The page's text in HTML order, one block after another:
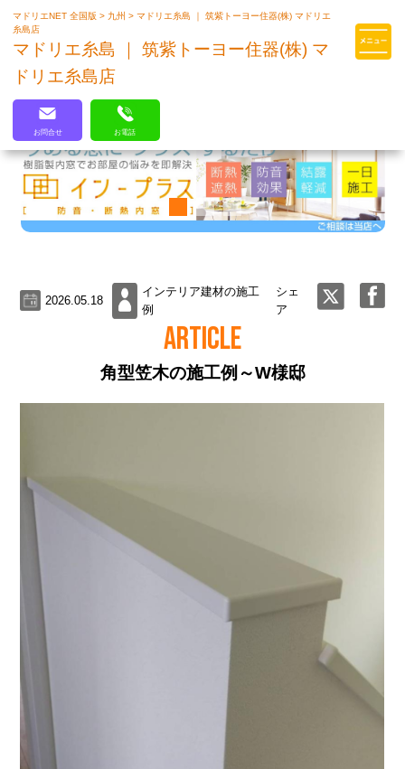
マドリエはLIXILの厳しい基準を
マドリエNET 全国版> 九州>マドリエ糸島 ｜ 筑紫トーヨー住器(株) マドリエ
糸島店
マドリエ糸島 ｜ 筑紫トーヨー住器(株) マ
ドリエ糸島店
お問合せ お電話
2026.05.18
インテリア建材の施工
例
シェ
ア
ARTICLE
角型笠木の施工例～W様邸